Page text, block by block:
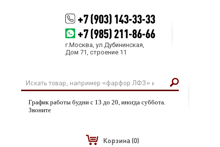
+7 (903) 143-33-33
+7 (985) 211-86-66
г.Москва, ул.Дубининская,
Дом 71, строение 11
График работы будни с 13 до 20, иногда суббота.
Звоните
Корзина (0)